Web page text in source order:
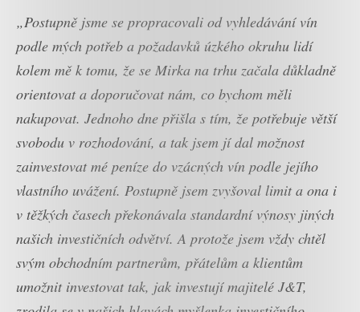
„Postupně jsme se propracovali od vyhledávání vín
podle mých potřeb a požadavků úzkého okruhu lidí
kolem mě k tomu, že se Mirka na trhu začala důkladně
orientovat a doporučovat nám, co bychom měli
nakupovat. Jednoho dne přišla s tím, že potřebuje větší
svobodu v rozhodování, a tak jsem jí dal možnost
zainvestovat mé peníze do vzácných vín podle jejího
vlastního uvážení. Postupně jsem zvyšoval limit a ona i
v těžkých časech překonávala standardní výnosy jiných
našich investičních odvětví. A protože jsem vždy chtěl
svým obchodním partnerům, přátelům a klientům
umožnit investovat tak, jak investují majitelé J&T,